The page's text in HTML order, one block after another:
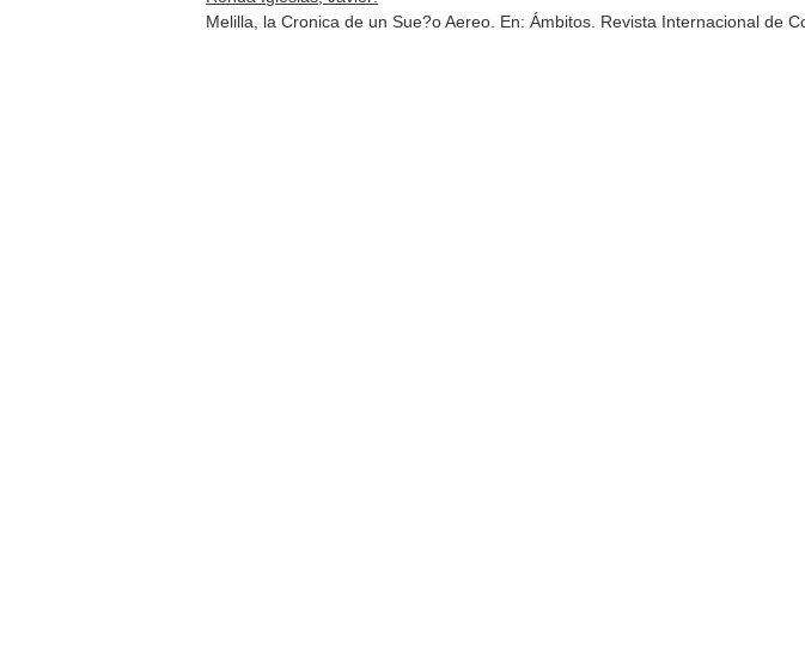
Melilla, la Cronica de un Sue?o Aereo. En: Ámbitos. Revista Internacional de